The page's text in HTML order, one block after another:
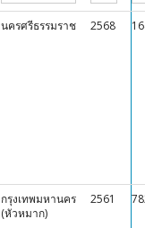
นครศรีธรรมราช 2568
กรุงเทพมหานคร
(หัวหมาก)
2561